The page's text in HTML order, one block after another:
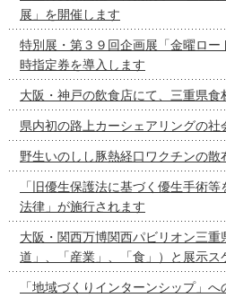
展」を開催します
特別展・第３９回企画展「金曜ロ
時指定券を導入します
大阪・神戸の飲食店にて、三重県
県内初の路上カーシェアリングの社
野生いのしし豚熱経口ワクチンの散
「旧優生保護法に基づく優生手術
法律」が施行されます
大阪・関西万博関西パビリオン三
道」、「産業」、「食」）と展示ス
「地域づくりインターンシップ」